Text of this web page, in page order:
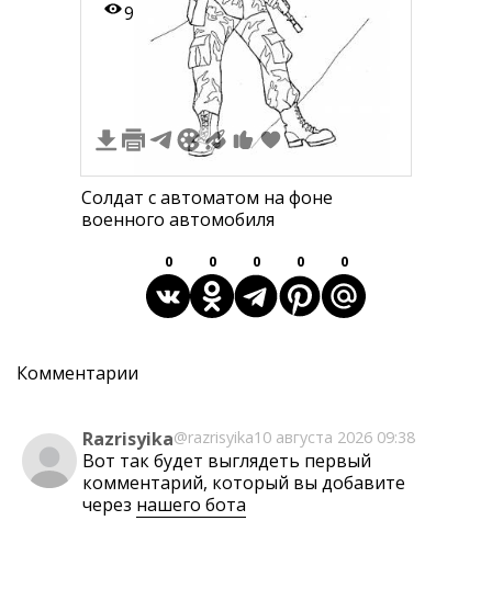
9
Солдат с автоматом на фоне
военного автомобиля
0 0 0 0 0
Комментарии
Razrisyika@razrisyika10 августа 2026 09:38
Вот так будет выглядеть первый
комментарий, который вы добавите
через нашего бота